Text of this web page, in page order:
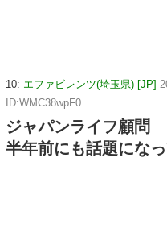
10: エファビレンツ(埼玉県) [JP]
ID:WMC38wpF0
ジャパンライフ顧問
半年前にも話題にな